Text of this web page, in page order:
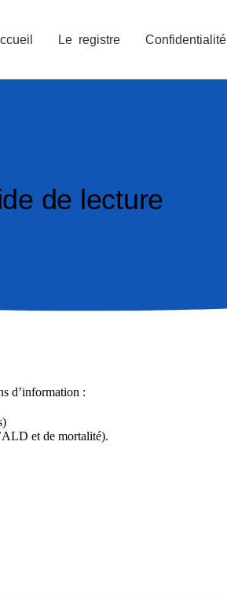
Le registre Confidentialité
de lecture
d’information :
et de mortalité).